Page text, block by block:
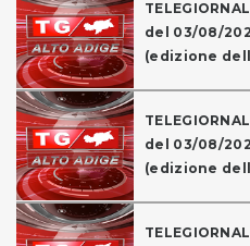
del 03/08/
(edizione
del 03/08/
(edizione